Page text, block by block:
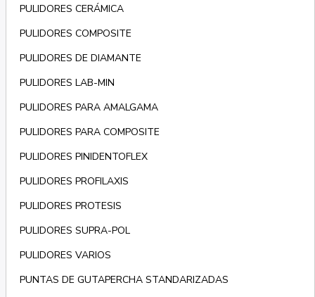
PULIDORES CERÁMICA
PULIDORES COMPOSITE
PULIDORES DE DIAMANTE
PULIDORES LAB-MIN
PULIDORES PARA AMALGAMA
PULIDORES PARA COMPOSITE
PULIDORES PINIDENTOFLEX
PULIDORES PROFILAXIS
PULIDORES PROTESIS
PULIDORES SUPRA-POL
PULIDORES VARIOS
PUNTAS DE GUTAPERCHA STANDARIZADAS